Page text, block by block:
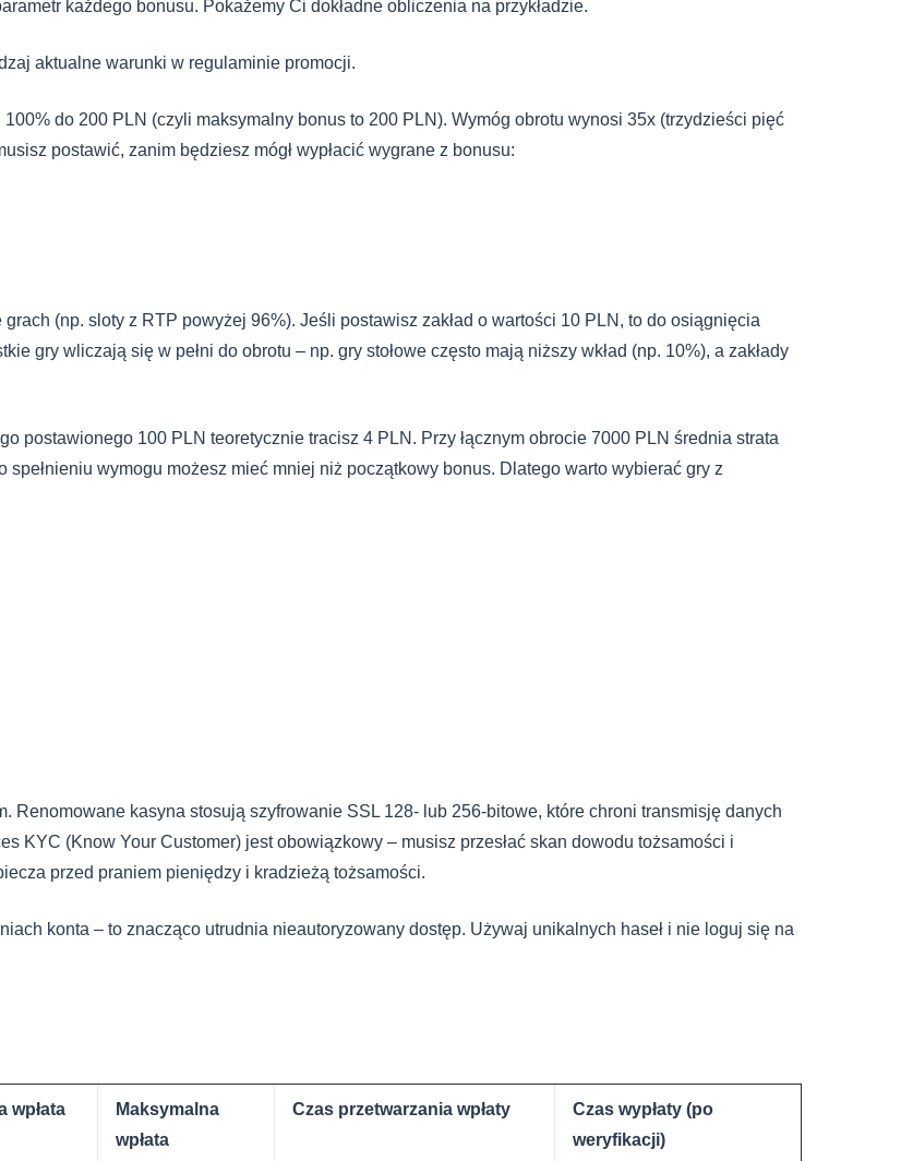
każdego bonusu. Pokażemy Ci dokładne obliczenia na przykładzie.
aktualne warunki w regulaminie promocji.
do 200 PLN (czyli maksymalny bonus to 200 PLN). Wymóg obrotu wynosi 35x (trzydzieści pięć
postawić, zanim będziesz mógł wypłacić wygrane z bonusu:
(np. sloty z RTP powyżej 96%). Jeśli postawisz zakład o wartości 10 PLN, to do osiągnięcia
gry wliczają się w pełni do obrotu – np. gry stołowe często mają niższy wkład (np. 10%), a zakłady
postawionego 100 PLN teoretycznie tracisz 4 PLN. Przy łącznym obrocie 7000 PLN średnia strata
wymogu możesz mieć mniej niż początkowy bonus. Dlatego warto wybierać gry z
Renomowane kasyna stosują szyfrowanie SSL 128- lub 256-bitowe, które chroni transmisję danych
KYC (Know Your Customer) jest obowiązkowy – musisz przesłać skan dowodu tożsamości i
przed praniem pieniędzy i kradzieżą tożsamości.
konta – to znacząco utrudnia nieautoryzowany dostęp. Używaj unikalnych haseł i nie loguj się na
wpłata
Maksymalna
wpłata
Czas przetwarzania wpłaty
Czas wypłaty (po
weryfikacji)